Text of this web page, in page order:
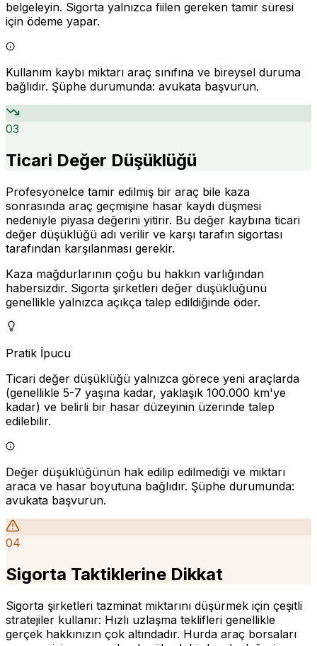
belgeleyin. Sigorta yalnızca fiilen gereken tamir süresi
için ödeme yapar.
Kullanım kaybı miktarı araç sınıfına ve bireysel duruma
bağlıdır. Şüphe durumunda: avukata başvurun.
03
Ticari Değer Düşüklüğü
Profesyonelce tamir edilmiş bir araç bile kaza
sonrasında araç geçmişine hasar kaydı düşmesi
nedeniyle piyasa değerini yitirir. Bu değer kaybına ticari
değer düşüklüğü adı verilir ve karşı tarafın sigortası
tarafından karşılanması gerekir.
Kaza mağdurlarının çoğu bu hakkın varlığından
habersizdir. Sigorta şirketleri değer düşüklüğünü
genellikle yalnızca açıkça talep edildiğinde öder.
Pratik İpucu
Ticari değer düşüklüğü yalnızca görece yeni araçlarda
(genellikle 5-7 yaşına kadar, yaklaşık 100.000 km'ye
kadar) ve belirli bir hasar düzeyinin üzerinde talep
edilebilir.
Değer düşüklüğünün hak edilip edilmediği ve miktarı
araca ve hasar boyutuna bağlıdır. Şüphe durumunda:
avukata başvurun.
04
Sigorta Taktiklerine Dikkat
Sigorta şirketleri tazminat miktarını düşürmek için çeşitli
stratejiler kullanır: Hızlı uzlaşma teklifleri genellikle
gerçek hakkınızın çok altındadır. Hurda araç borsaları